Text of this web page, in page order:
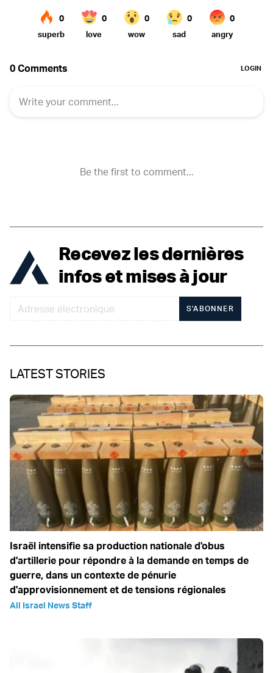
Recevez les dernières
infos et mises à jour
S'ABONNER
LATEST STORIES
Israël intensifie sa production nationale d'obus
d'artillerie pour répondre à la demande en temps de
guerre, dans un contexte de pénurie
d'approvisionnement et de tensions régionales
All Israel News Staff